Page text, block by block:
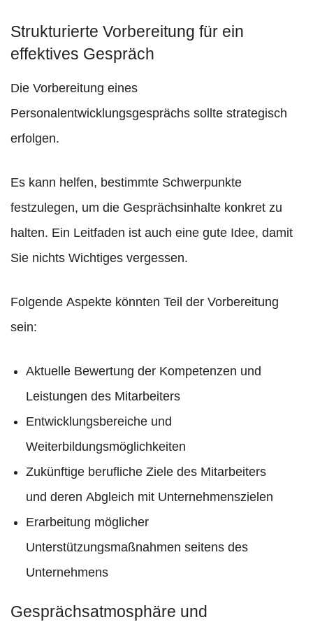
Strukturierte Vorbereitung für ein
effektives Gespräch
Die Vorbereitung eines
Personalentwicklungsgesprächs sollte strategisch
erfolgen.
Es kann helfen, bestimmte Schwerpunkte
festzulegen, um die Gesprächsinhalte konkret zu
halten. Ein Leitfaden ist auch eine gute Idee, damit
Sie nichts Wichtiges vergessen.
Folgende Aspekte könnten Teil der Vorbereitung
sein:
Aktuelle Bewertung der Kompetenzen und
Leistungen des Mitarbeiters
Entwicklungsbereiche und
Weiterbildungsmöglichkeiten
Zukünftige berufliche Ziele des Mitarbeiters
und deren Abgleich mit Unternehmenszielen
Erarbeitung möglicher
Unterstützungsmaßnahmen seitens des
Unternehmens
Gesprächsatmosphäre und